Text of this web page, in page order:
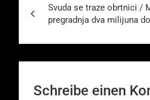
Svuda se traze obrtnici /
pregradnja dva milijuna
Schreibe einen